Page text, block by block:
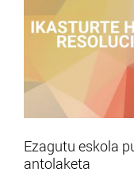
Ezagutu eskola
antolaketa